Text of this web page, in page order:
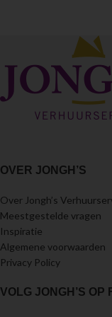
OVER JONGH’S
Over Jongh’s
Meestgestelde vragen
Inspiratie
Algemene voorwaarden
Privacy Policy
VOLG JONGH’S OP